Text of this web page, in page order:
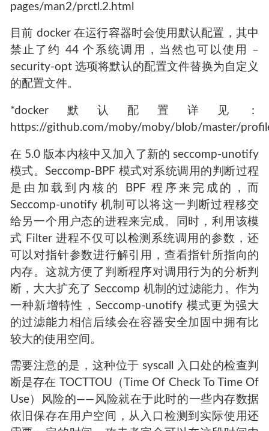
pages/man2/prctl.2.html
目前 docker 在运行容器时会使用默认配置，其中
禁止了约 44 个系统调用，当然也可以使用 –
security-opt 选项将默认的配置文件替换为自定义
的配置文件。
*docker默认配置详见：
https://github.com/moby/moby/blob/master/
在 5.0 版本内核中又加入了新的 seccomp-unotify
模式。Seccomp-BPF 模式对系统调用的判断过程
是由加载到内核的 BPF 程序来完成的，而
Seccomp-unotify 机制可以将这一判断过程移交
给另一个用户态的进程来完成。同时，利用该模
式 Filter 进程不仅可以检测系统调用的参数，还
可以对指针参数进行解引用，查看指针所指向的
内存。这就方便了判断程序对调用行为的分析判
断，大大扩充了 Seccomp 机制的过滤能力。作为
一种新增特性，Seccomp-unotify 模式更为强大
的过滤能力相信后续会在容器安全加固中拥有比
较大的使用空间。
需要注意的是，这种位于 syscall 入口处的检查判
断是存在 TOCTTOU（Time Of Check To Time Of
Use）风险的——风险就在于此时的一些内存数据
依旧保存在用户空间，从入口检测到实际使用还